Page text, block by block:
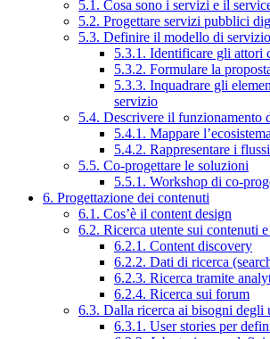
5.1. Cosa sono i servizi e il
5.2. Progettare servizi pubblici
5.3. Definire il modello di servizio
5.3.1. Identificare gli attori
5.3.2. Formulare la
5.3.3. Inquadrare gli
servizio
5.4. Descrivere il funzionamento
5.4.1. Mappare l’ecosistema
5.4.2. Rappresentare i
5.5. Co-progettare le soluzioni
5.5.1. Workshop di co-
6. Progettazione dei contenuti
6.1. Cos’è il content design
6.2. Ricerca utente sui contenuti
6.2.1. Content discovery
6.2.2. Dati di ricerca
6.2.3. Ricerca tramite
6.2.4. Ricerca sui forum
6.3. Dalla ricerca ai bisogni degli
6.3.1. User stories per